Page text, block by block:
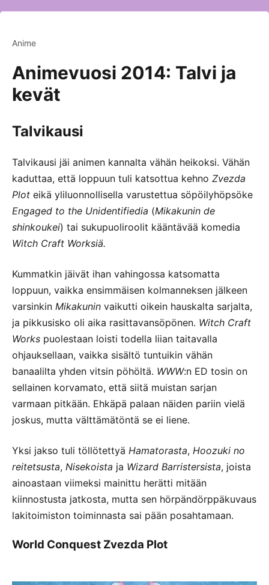
Anime
Animevuosi 2014: Talvi ja
kevät
Talvikausi
Talvikausi jäi animen kannalta vähän heikoksi. Vähän
kaduttaa, että loppuun tuli katsottua kehno Zvezda
Plot eikä yliluonnollisella varustettua söpöilyhöpsöke
Engaged to the Unidentifiedia (Mikakunin de
shinkoukei) tai sukupuoliroolit kääntävää komedia
Witch Craft Worksiä.
Kummatkin jäivät ihan vahingossa katsomatta
loppuun, vaikka ensimmäisen kolmanneksen jälkeen
varsinkin Mikakunin vaikutti oikein hauskalta sarjalta,
ja pikkusisko oli aika rasittavansöpönen. Witch Craft
Works puolestaan loisti todella liian taitavalla
ohjauksellaan, vaikka sisältö tuntuikin vähän
banaalilta yhden vitsin pöhöltä. WWW:n ED tosin on
sellainen korvamato, että siitä muistan sarjan
varmaan pitkään. Ehkäpä palaan näiden pariin vielä
joskus, mutta välttämätöntä se ei liene.
Yksi jakso tuli töllötettyä Hamatorasta, Hoozuki no
reitetsusta, Nisekoista ja Wizard Barristersista, joista
ainoastaan viimeksi mainittu herätti mitään
kiinnostusta jatkosta, mutta sen hörpändörppäkuvaus
lakitoimiston toiminnasta sai pään posahtamaan.
World Conquest Zvezda Plot